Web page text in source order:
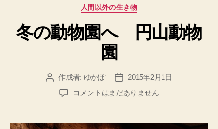
カ
ゴ
リ
ー
人間以外の生き物
冬の動物園へ 円山動物
園
投 作成者: ゆかぽ
投
稿
日
2015年2月1日
冬
物
コメントはまだありません